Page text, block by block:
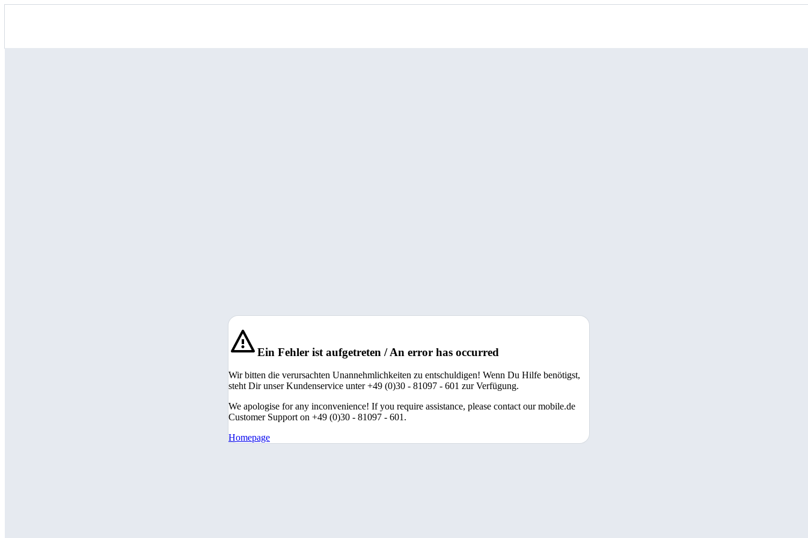
Ein Fehler ist aufgetreten / An error has occurred
Wir bitten die verursachten Unannehmlichkeiten zu entschuldigen! Wenn Du Hilfe benötigst,
steht Dir unser Kundenservice unter +49 (0)30 - 81097 - 601 zur Verfügung.
We apologise for any inconvenience! If you require assistance, please contact our mobile.de
Customer Support on +49 (0)30 - 81097 - 601.
Homepage